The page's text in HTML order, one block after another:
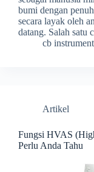
bumi dengan
secara layak oleh
datang. Salah satu
cb instrument
Artikel
Fungsi HVAS
Perlu Anda Tahu